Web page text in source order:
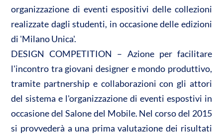
organizzazione di eventi espositivi delle collezioni
realizzate dagli studenti, in occasione delle edizioni
di 'Milano Unica'.
DESIGN COMPETITION – Azione per facilitare
l'incontro tra giovani designer e mondo produttivo,
tramite partnership e collaborazioni con gli attori
del sistema e l'organizzazione di eventi espostivi in
occasione del Salone del Mobile. Nel corso del 2015
si provvederà a una prima valutazione dei risultati